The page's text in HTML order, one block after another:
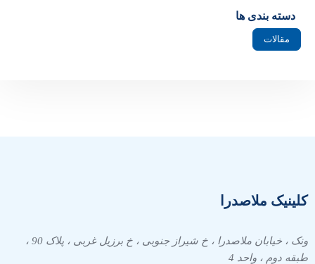
دسته بندی ها
مقالات
کلینیک ملاصدرا
ونک ، خیابان ملاصدرا ، خ شیراز جنوبی ، خ برزیل غربی ، پلاک 90 ،
طبقه دوم ، واحد 4